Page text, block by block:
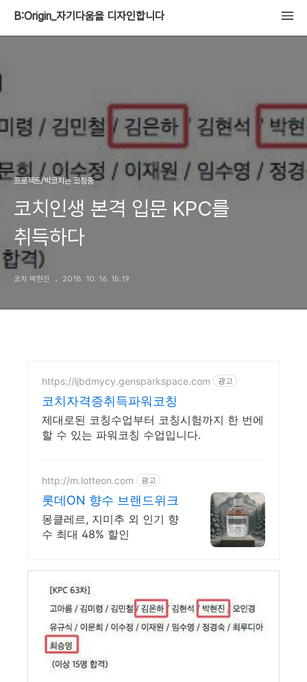
B:Origin_자기다움을 디자인합니다
프로젝트/박코치는 코칭중
코치인생 본격 입문 KPC를
취득하다
코치 박현진 2018. 10. 16. 15:19
https://ljbdmycy.gensparkspace.com 광고
코치자격증취득파워코칭
제대로된 코칭수업부터 코칭시험까지 한 번에
할 수 있는 파워코칭 수업입니다.
http://m.lotteon.com 광고
롯데ON 향수 브랜드위크
몽클레르, 지미추 외 인기 향
수 최대 48% 할인